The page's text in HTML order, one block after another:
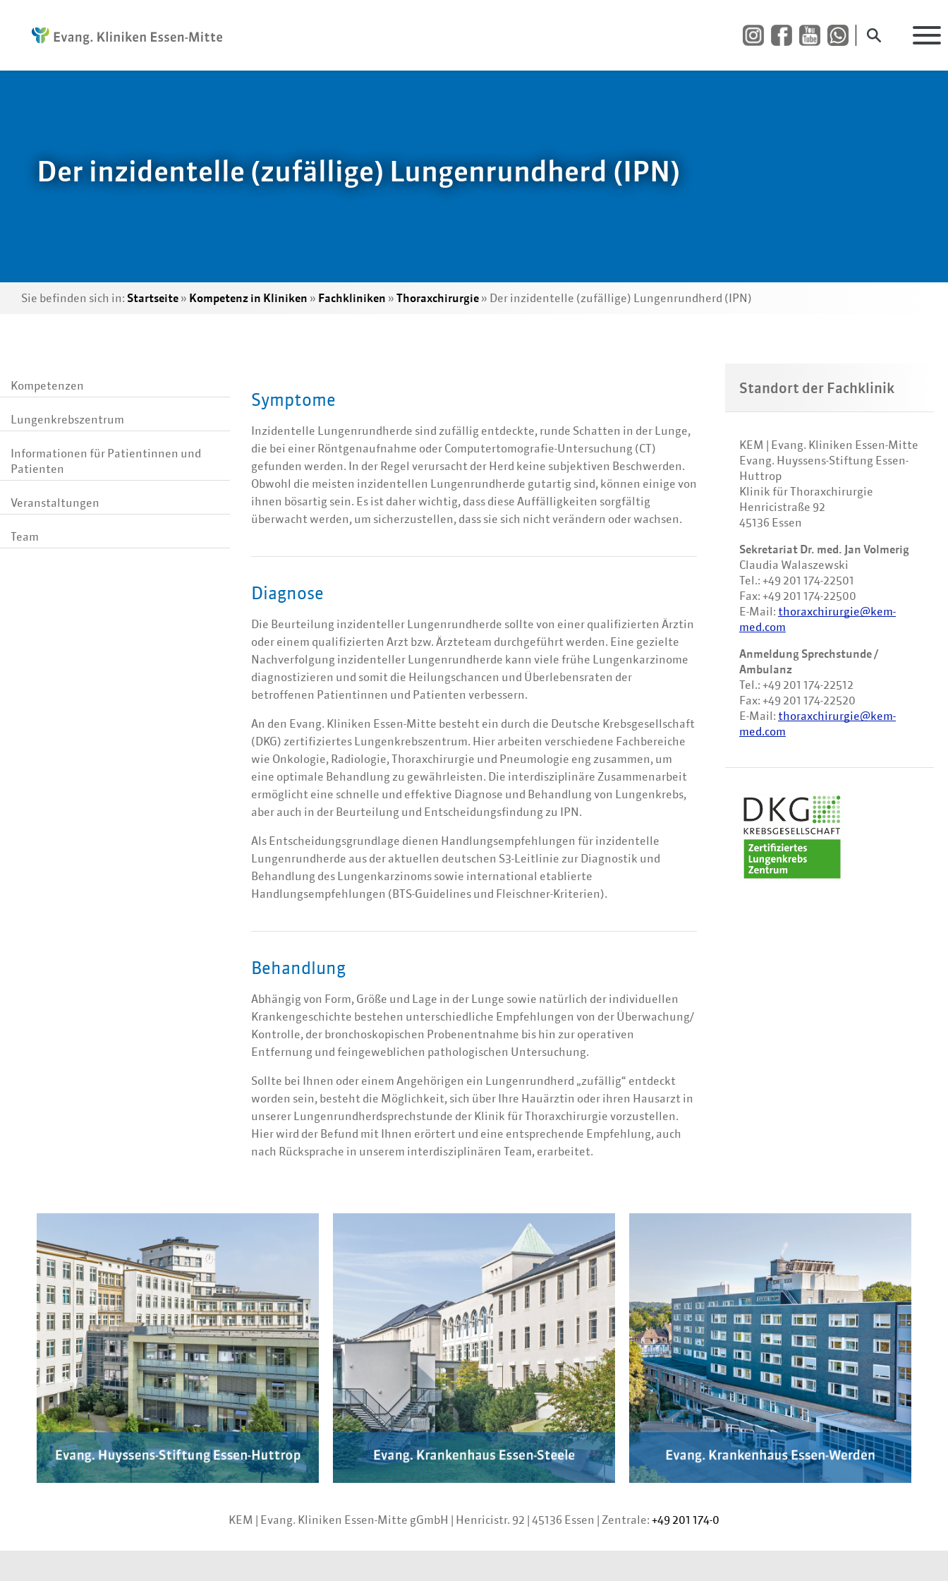
Suche öffnen
Der inzidentelle (zufällige) Lungenrundherd (IPN)
Sie befinden sich in: Startseite » Kompetenz in Kliniken » Fachkliniken » Thoraxchirurgie » Der inzidentelle (zufällige) Lungenrundherd (IPN)
Kompetenzen
Lungenkrebszentrum
Informationen für Patientinnen und
Patienten
Veranstaltungen
Team
Symptome
Inzidentelle Lungenrundherde sind zufällig entdeckte, runde Schatten in der Lunge,
die bei einer Röntgenaufnahme oder Computertomografie-Untersuchung (CT)
gefunden werden. In der Regel verursacht der Herd keine subjektiven Beschwerden.
Obwohl die meisten inzidentellen Lungenrundherde gutartig sind, können einige von
ihnen bösartig sein. Es ist daher wichtig, dass diese Auffälligkeiten sorgfältig
überwacht werden, um sicherzustellen, dass sie sich nicht verändern oder wachsen.
Diagnose
Die Beurteilung inzidenteller Lungenrundherde sollte von einer qualifizierten Ärztin
oder einem qualifizierten Arzt bzw. Ärzteteam durchgeführt werden. Eine gezielte
Nachverfolgung inzidenteller Lungenrundherde kann viele frühe Lungenkarzinome
diagnostizieren und somit die Heilungschancen und Überlebensraten der
betroffenen Patientinnen und Patienten verbessern.
An den Evang. Kliniken Essen-Mitte besteht ein durch die Deutsche Krebsgesellschaft
(DKG) zertifiziertes Lungenkrebszentrum. Hier arbeiten verschiedene Fachbereiche
wie Onkologie, Radiologie, Thoraxchirurgie und Pneumologie eng zusammen, um
eine optimale Behandlung zu gewährleisten. Die interdisziplinäre Zusammenarbeit
ermöglicht eine schnelle und effektive Diagnose und Behandlung von Lungenkrebs,
aber auch in der Beurteilung und Entscheidungsfindung zu IPN.
Als Entscheidungsgrundlage dienen Handlungsempfehlungen für inzidentelle
Lungenrundherde aus der aktuellen deutschen S3-Leitlinie zur Diagnostik und
Behandlung des Lungenkarzinoms sowie international etablierte
Handlungsempfehlungen (BTS-Guidelines und Fleischner-Kriterien).
Behandlung
Abhängig von Form, Größe und Lage in der Lunge sowie natürlich der individuellen
Krankengeschichte bestehen unterschiedliche Empfehlungen von der Überwachung/
Kontrolle, der bronchoskopischen Probenentnahme bis hin zur operativen
Entfernung und feingeweblichen pathologischen Untersuchung.
Sollte bei Ihnen oder einem Angehörigen ein Lungenrundherd „zufällig“ entdeckt
worden sein, besteht die Möglichkeit, sich über Ihre Hauärztin oder ihren Hausarzt in
unserer Lungenrundherdsprechstunde der Klinik für Thoraxchirurgie vorzustellen.
Hier wird der Befund mit Ihnen erörtert und eine entsprechende Empfehlung, auch
nach Rücksprache in unserem interdisziplinären Team, erarbeitet.
Standort der Fachklinik
KEM | Evang. Kliniken Essen-Mitte
Evang. Huyssens-Stiftung Essen-
Huttrop
Klinik für Thoraxchirurgie
Henricistraße 92
45136 Essen
Sekretariat Dr. med. Jan Volmerig
Claudia Walaszewski
Tel.: +49 201 174-22501
Fax: +49 201 174-22500
E-Mail: thoraxchirurgie@kem-
med.com
Anmeldung Sprechstunde /
Ambulanz
Tel.: +49 201 174-22512
Fax: +49 201 174-22520
E-Mail: thoraxchirurgie@kem-
med.com
KEM | Evang. Kliniken Essen-Mitte gGmbH | Henricistr. 92 | 45136 Essen | Zentrale: +49 201 174-0